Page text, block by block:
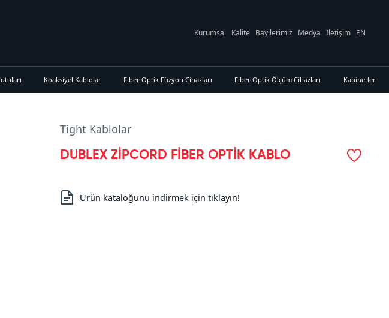
Kurumsal Kalite Bayilerimiz Medya İletişim EN
Koaksiyel Kablolar Fiber Optik Füzyon Cihazları Fiber Optik Ölçüm Cihazları Kabinetler
Tight Kablolar
DUBLEX ZİPCORD FİBER OPTİK KABLO
Ürün kataloğunu indirmek için tıklayın!